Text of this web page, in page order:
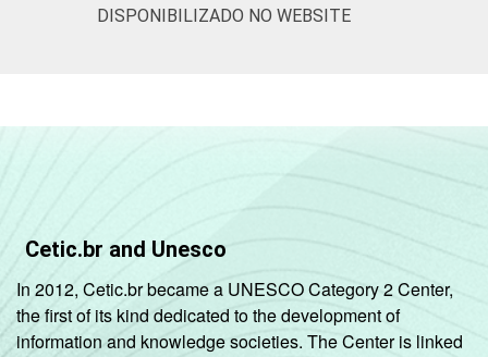
DISPONIBILIZADO NO WEBSITE
Cetic.br and Unesco
In 2012, Cetic.br became a UNESCO Category 2 Center,
the first of its kind dedicated to the development of
information and knowledge societies. The Center is linked